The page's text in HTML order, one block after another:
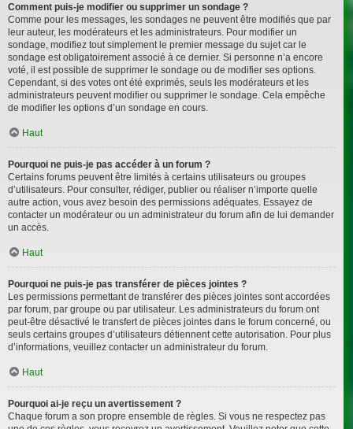
Comment puis-je modifier ou supprimer un sondage ?
Comme pour les messages, les sondages ne peuvent être modifiés que par
leur auteur, les modérateurs et les administrateurs. Pour modifier un
sondage, modifiez tout simplement le premier message du sujet car le
sondage est obligatoirement associé à ce dernier. Si personne n’a encore
voté, il est possible de supprimer le sondage ou de modifier ses options.
Cependant, si des votes ont été exprimés, seuls les modérateurs et les
administrateurs peuvent modifier ou supprimer le sondage. Cela empêche
de modifier les options d’un sondage en cours.
Haut
Pourquoi ne puis-je pas accéder à un forum ?
Certains forums peuvent être limités à certains utilisateurs ou groupes
d’utilisateurs. Pour consulter, rédiger, publier ou réaliser n’importe quelle
autre action, vous avez besoin des permissions adéquates. Essayez de
contacter un modérateur ou un administrateur du forum afin de lui demander
un accès.
Haut
Pourquoi ne puis-je pas transférer de pièces jointes ?
Les permissions permettant de transférer des pièces jointes sont accordées
par forum, par groupe ou par utilisateur. Les administrateurs du forum ont
peut-être désactivé le transfert de pièces jointes dans le forum concerné, ou
seuls certains groupes d’utilisateurs détiennent cette autorisation. Pour plus
d’informations, veuillez contacter un administrateur du forum.
Haut
Pourquoi ai-je reçu un avertissement ?
Chaque forum a son propre ensemble de règles. Si vous ne respectez pas